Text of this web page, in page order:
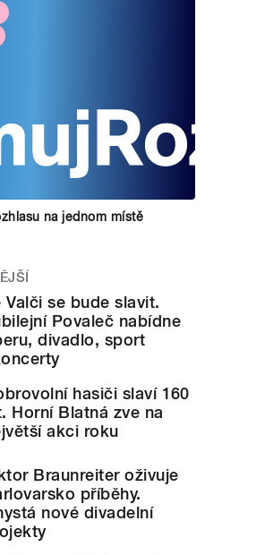
na jednom místě
Valči se bude slavit.
Povaleč nabídne
divadlo, sport
hasiči slaví 160
Horní Blatná zve na
akci roku
Braunreiter oživuje
příběhy.
nové divadelní